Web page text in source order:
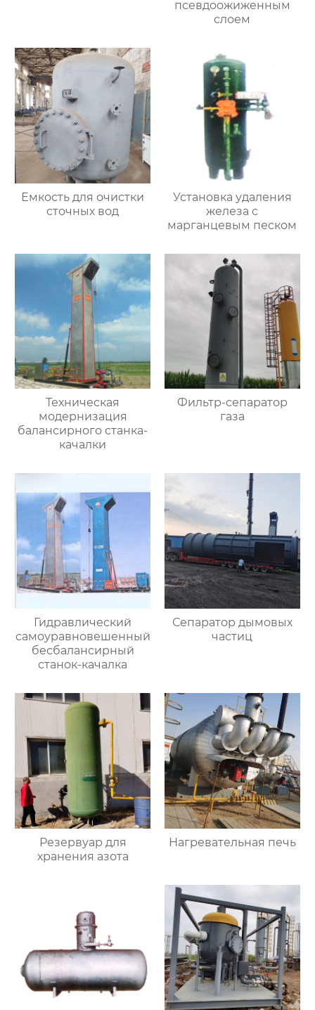
псевдоожиженным
слоем
Емкость для очистки
сточных вод
Установка удаления
железа с
марганцевым песком
Техническая
модернизация
балансирного станка-
качалки
Фильтр-сепаратор
газа
Гидравлический
самоуравновешенный
бесбалансирный
станок-качалка
Сепаратор дымовых
частиц
Резервуар для
хранения азота
Нагревательная печь